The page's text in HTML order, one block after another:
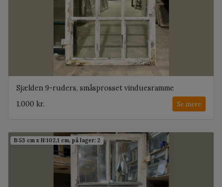
Sjælden 9-ruders, småsprosset vinduesramme
1.000 kr.
Se mere
B:53 cm x H:102,1 cm, på lager: 2